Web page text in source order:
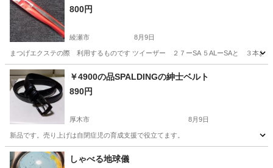
800円
綾瀬市 8月9日
まつげエクステの際 利用するものです ツイーザー ２７ーSA ５ALーSAと ３本お
神奈川 綾瀬市
￥4900の品SPALDINGの紳士ベルト
890円
厚木市 8月9日
新品です。売り上げは自閉症児の育成支援で役立てます。
神奈川 厚木市 その他
しゃべる地球儀